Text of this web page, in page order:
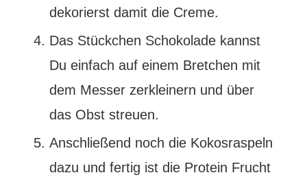
dekorierst damit die Creme.
Das Stückchen Schokolade kannst
Du einfach auf einem Bretchen mit
dem Messer zerkleinern und über
das Obst streuen.
Anschließend noch die Kokosraspeln
dazu und fertig ist die Protein Frucht